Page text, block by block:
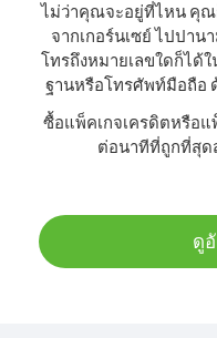
ไม่ว่าคุณจะอยู่ที่ไหน คุณ
จากเกอร์นเซย์ ไปปาน
โทรถึงหมายเลขใดก็ได้
ฐานหรือโทรศัพท์มือถือ
ซื้อแพ็คเกจเครดิตหรือแ
ต่อนาทีที่ถูกที่สุด
ดู